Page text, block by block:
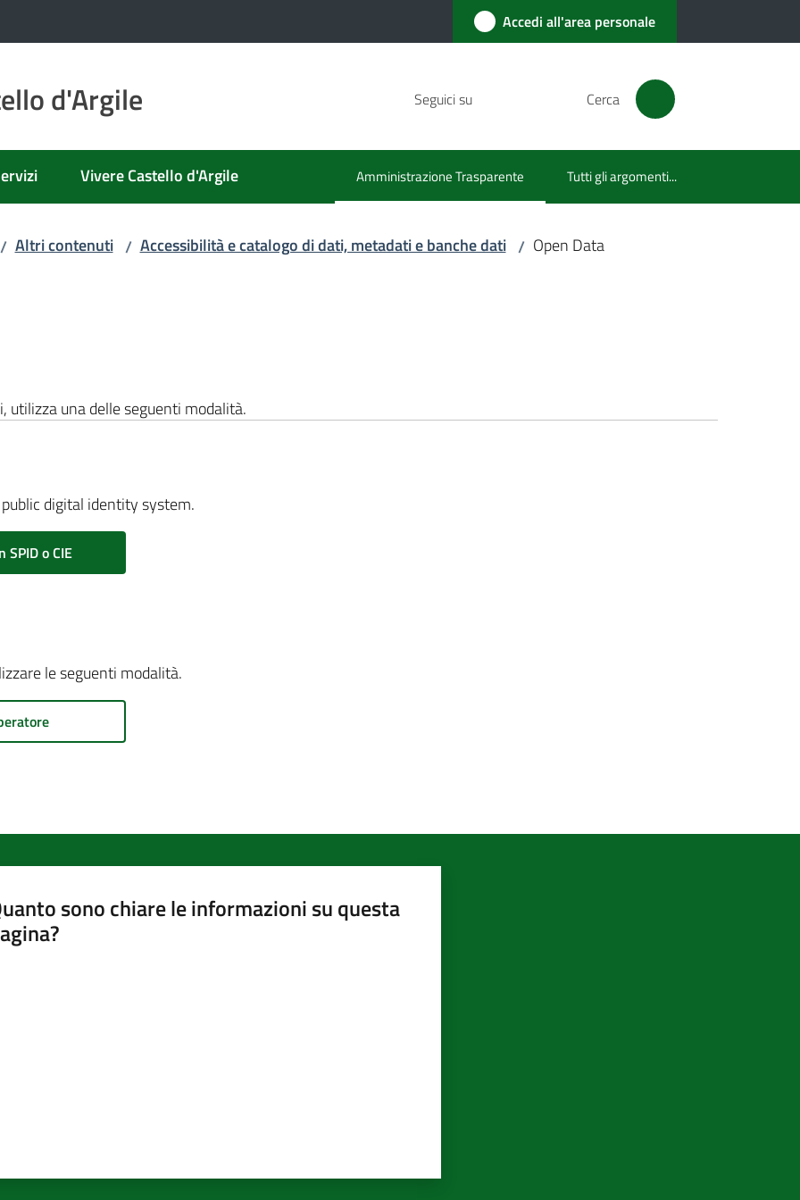
Accedi all'area personale
d'Argile Seguici su Cerca
Vivere Castello d'Argile Amministrazione Trasparente
Menu selezionato Tutti gli argomenti...
/ Altri contenuti / Accessibilità e catalogo di dati, metadati e banche dati / Open Data
utilizza una delle seguenti modalità.
digital identity system.
SPID o CIE
le seguenti modalità.
sono chiare le informazioni su questa